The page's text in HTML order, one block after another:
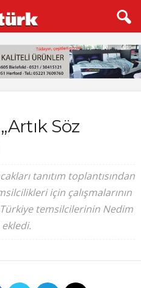
Söz
tanıtım toplantısından
için çalışmalarının
temsilcilerinin Nedim